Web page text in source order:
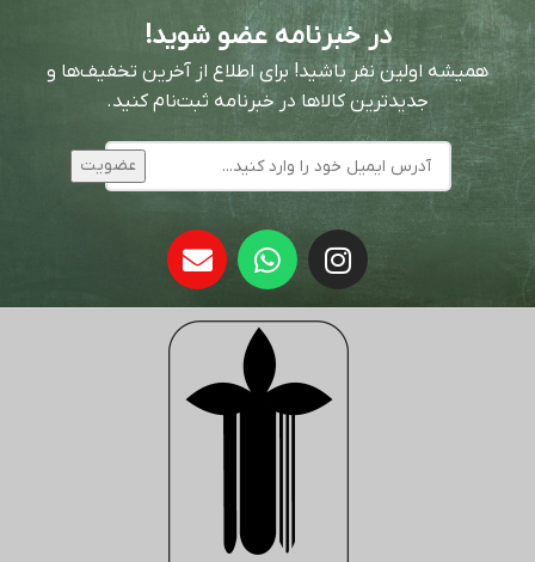
در خبرنامه عضو شوید!
همیشه اولین نفر باشید! برای اطلاع از آخرین تخفیف‌ها و
جدیدترین کالاها در خبرنامه ثبت‌نام کنید.